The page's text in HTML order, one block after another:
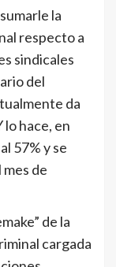
la
respecto a
sindicales
del
da
lo hace, en
57% y se
de
de la
cargada